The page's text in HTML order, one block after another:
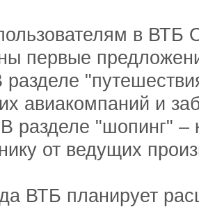
в ВТБ
первые
разделе
авиакомпаний и
разделе "шопинг" –
от ведущих
ВТБ планирует